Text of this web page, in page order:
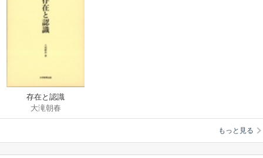
存在と認識
大滝朝春
もっと見る